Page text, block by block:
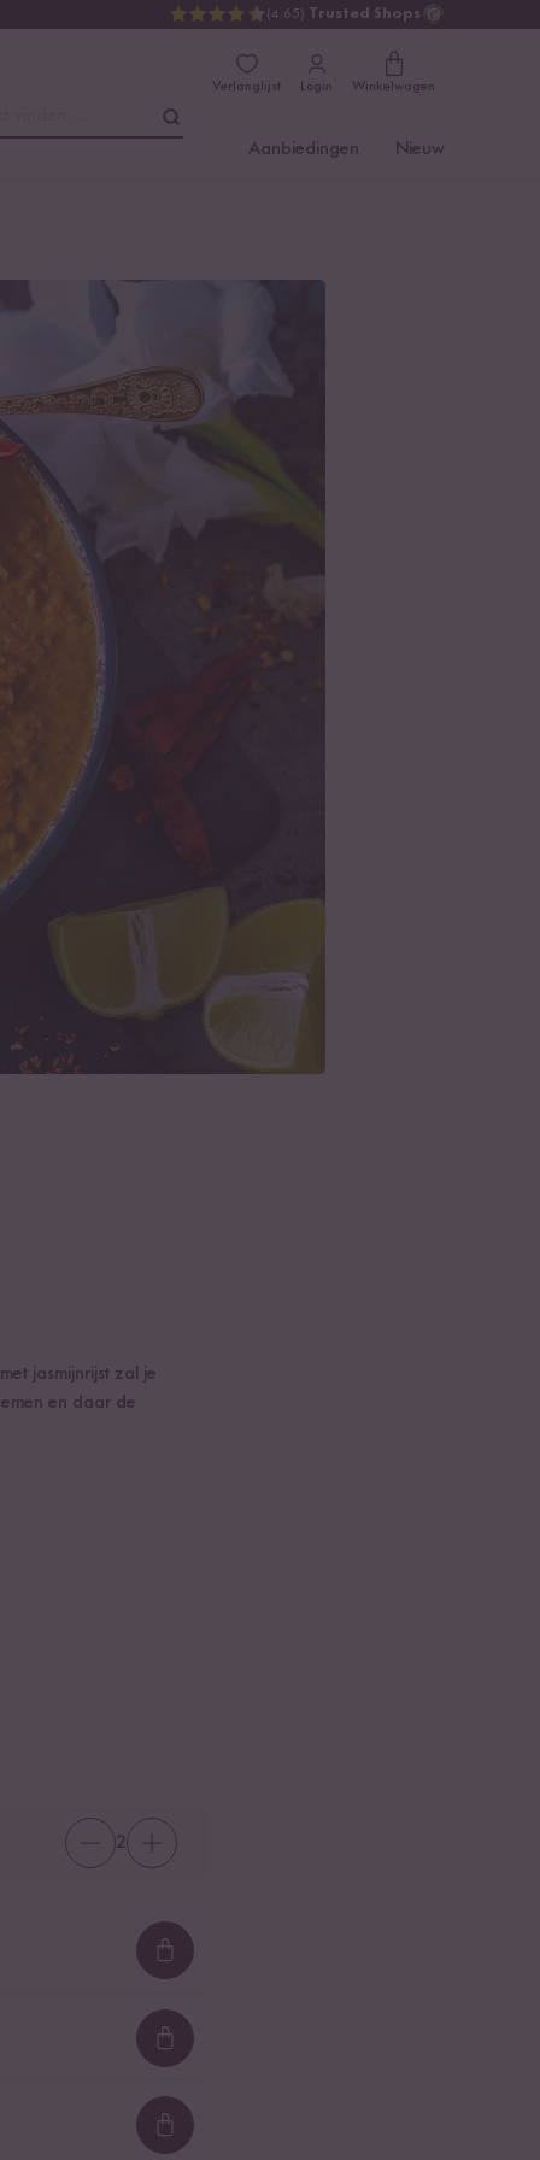
(4.65) Trusted Shops
Verlanglijst Login Winkelwagen
Aanbiedingen Nieuw
jasmijnrijst zal je
en daar de
2
Loading...
Loading...
Loading...